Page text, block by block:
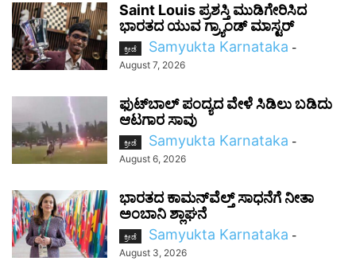
Saint Louis ಪ್ರಶಸ್ತಿ ಮುಡಿಗೇರಿಸಿದ
ಭಾರತದ ಯುವ ಗ್ರ್ಯಾಂಡ್ ಮಾಸ್ಟರ್
ಕ್ರೀಡೆ Samyukta Karnataka -
August 7, 2026
ಫುಟ್‌ಬಾಲ್ ಪಂದ್ಯದ ವೇಳೆ ಸಿಡಿಲು ಬಡಿದು
ಆಟಗಾರ ಸಾವು
ಕ್ರೀಡೆ Samyukta Karnataka -
August 6, 2026
ಭಾರತದ ಕಾಮನ್‌ವೆಲ್ತ್ ಸಾಧನೆಗೆ ನೀತಾ
ಅಂಬಾನಿ ಶ್ಲಾಘನೆ
ಕ್ರೀಡೆ Samyukta Karnataka -
August 3, 2026